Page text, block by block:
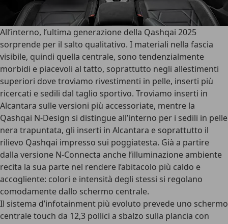
All’interno, l’ultima generazione della Qashqai 2025
sorprende per il salto qualitativo. I materiali nella fascia
visibile, quindi quella centrale, sono tendenzialmente
morbidi e piacevoli al tatto, soprattutto negli allestimenti
superiori dove troviamo rivestimenti in pelle, inserti più
ricercati e sedili dal taglio sportivo. Troviamo inserti in
Alcantara sulle versioni più accessoriate, mentre la
Qashqai N-Design si distingue all’interno per i sedili in pelle
nera trapuntata, gli inserti in Alcantara e soprattutto il
rilievo Qashqai impresso sui poggiatesta. Già a partire
dalla versione N-Connecta anche l’illuminazione ambiente
recita la sua parte nel rendere l’abitacolo più caldo e
accogliente: colori e intensità degli stessi si regolano
comodamente dallo schermo centrale.
Il sistema d’infotainment più evoluto prevede uno schermo
centrale touch da 12,3 pollici a sbalzo sulla plancia con